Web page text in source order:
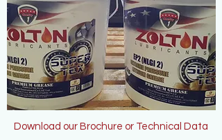
Download our Brochure or Technical Data